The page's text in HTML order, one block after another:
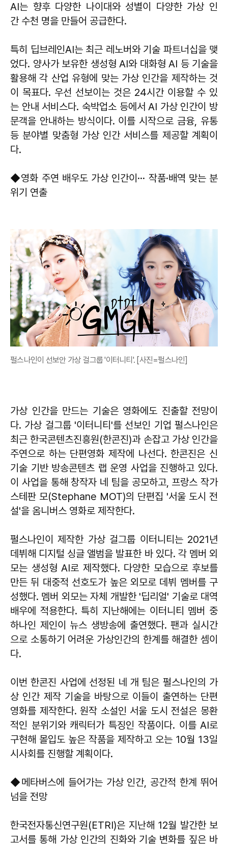
AI는 향후 다양한 나이대와 성별이 다양한 가상 인
간 수천 명을 만들어 공급한다.
특히 딥브레인AI는 최근 레노버와 기술 파트너십을 맺
었다. 양사가 보유한 생성형 AI와 대화형 AI 등 기술을
활용해 각 산업 유형에 맞는 가상 인간을 제작하는 것
이 목표다. 우선 선보이는 것은 24시간 이용할 수 있
는 안내 서비스다. 숙박업소 등에서 AI 가상 인간이 방
문객을 안내하는 방식이다. 이를 시작으로 금융, 유통
등 분야별 맞춤형 가상 인간 서비스를 제공할 계획이
다.
◆영화 주연 배우도 가상 인간이··· 작품·배역 맞는 분
위기 연출
펄스나인이 선보안 가상 걸그룹 '이터니티'. [사진=펄스나인]
가상 인간을 만드는 기술은 영화에도 진출할 전망이
다. 가상 걸그룹 '이터니티'를 선보인 기업 펄스나인은
최근 한국콘텐츠진흥원(한콘진)과 손잡고 가상 인간을
주연으로 하는 단편영화 제작에 나선다. 한콘진은 신
기술 기반 방송콘텐츠 랩 운영 사업을 진행하고 있다.
이 사업을 통해 창작자 네 팀을 공모하고, 프랑스 작가
스테판 모(Stephane MOT)의 단편집 '서울 도시 전
설'을 옴니버스 영화로 제작한다.
펄스나인이 제작한 가상 걸그룹 이터니티는 2021년
데뷔해 디지털 싱글 앨범을 발표한 바 있다. 각 멤버 외
모는 생성형 AI로 제작했다. 다양한 모습으로 후보를
만든 뒤 대중적 선호도가 높은 외모로 데뷔 멤버를 구
성했다. 멤버 외모는 자체 개발한 '딥리얼' 기술로 대역
배우에 적용한다. 특히 지난해에는 이터니티 멤버 중
하나인 제인이 뉴스 생방송에 출연했다. 팬과 실시간
으로 소통하기 어려운 가상인간의 한계를 해결한 셈이
다.
이번 한콘진 사업에 선정된 네 개 팀은 펄스나인의 가
상 인간 제작 기술을 바탕으로 이들이 출연하는 단편
영화를 제작한다. 원작 소설인 서울 도시 전설은 몽환
적인 분위기와 캐릭터가 특징인 작품이다. 이를 AI로
구현해 몰입도 높은 작품을 제작하고 오는 10월 13일
시사회를 진행할 계획이다.
◆메타버스에 들어가는 가상 인간, 공간적 한계 뛰어
넘을 전망
한국전자통신연구원(ETRI)은 지난해 12월 발간한 보
고서를 통해 가상 인간의 진화와 기술 변화를 짚은 바